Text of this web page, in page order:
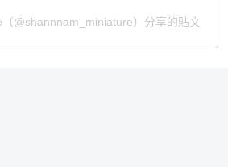
@shannnam_miniature）分享的貼文